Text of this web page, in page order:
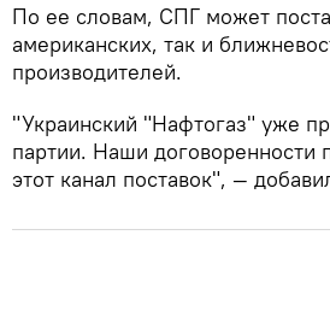
По ее словам, СПГ может
американских, так и
производителей.
"Украинский "Нафтогаз" уже
партии. Наши договоренности
этот канал поставок", —